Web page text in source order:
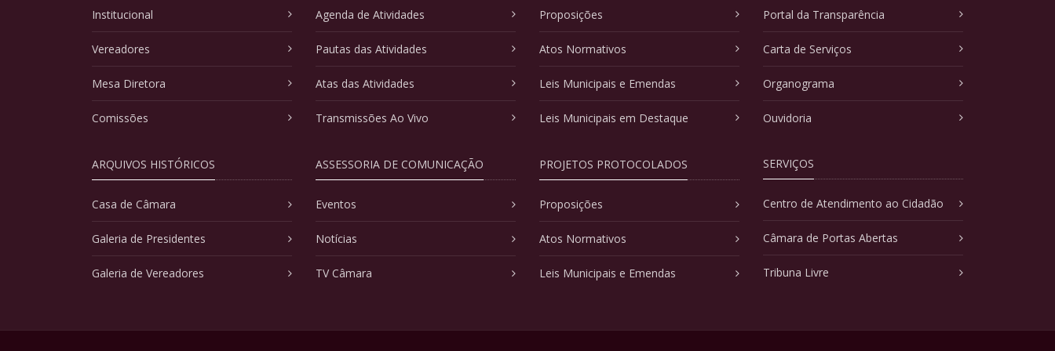
Institucional
Vereadores
Mesa Diretora
Comissões
ARQUIVOS HISTÓRICOS
Casa de Câmara
Galeria de Presidentes
Galeria de Vereadores
Agenda de Atividades
Pautas das Atividades
Atas das Atividades
Transmissões Ao Vivo
ASSESSORIA DE COMUNICAÇÃO
Eventos
Notícias
TV Câmara
Proposições
Atos Normativos
Leis Municipais e Emendas
Leis Municipais em Destaque
PROJETOS PROTOCOLADOS
Proposições
Atos Normativos
Leis Municipais e Emendas
Portal da Transparência
Carta de Serviços
Organograma
Ouvidoria
SERVIÇOS
Centro de Atendimento ao Cidadão
Câmara de Portas Abertas
Tribuna Livre